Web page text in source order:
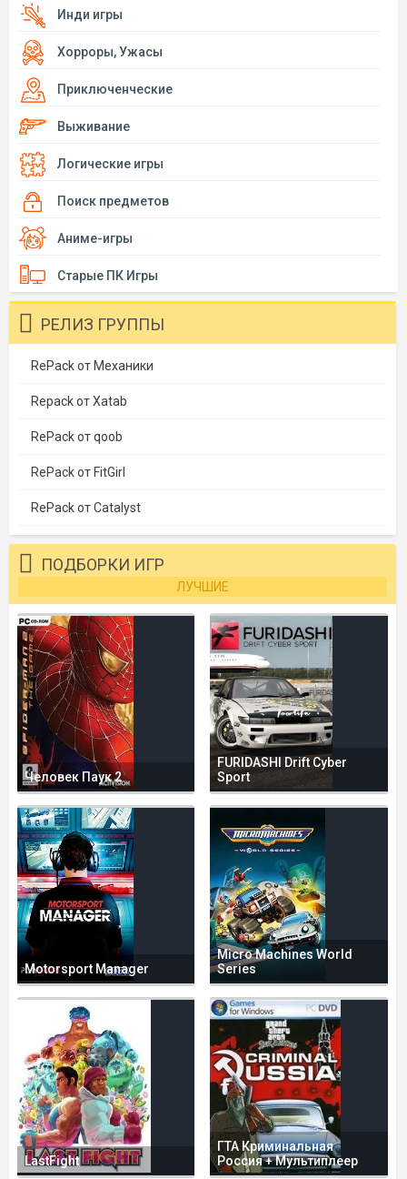
Инди игры
Хорроры, Ужасы
Приключенческие
Выживание
Логические игры
Поиск предметов
Аниме-игры
Старые ПК Игры
РЕЛИЗ ГРУППЫ
RePack от Механики
Repack от Xatab
RePack от qoob
RePack от FitGirl
RePack от Catalyst
ПОДБОРКИ ИГР
ЛУЧШИЕ
Человек Паук 2
FURIDASHI Drift Cyber
Sport
Motorsport Manager
Micro Machines World
Series
LastFight
ГТА Криминальная
Россия + Мультиплеер